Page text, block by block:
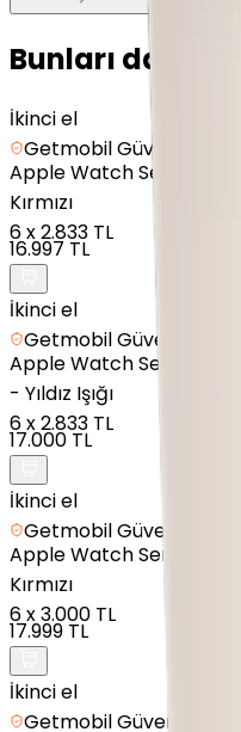
Bunları da
İkinci el
Getmobil Güvencesi
AppleWatch Series 9 -
Kırmızı
6x2.833 TL
16.997 TL
İkinci el
Getmobil Güvencesi
AppleWatch Series 7 -
- Yıldız Işığı
6x2.833 TL
17.000 TL
İkinci el
Getmobil Güvencesi
AppleWatch Series 8 -
Kırmızı
6x3.000 TL
17.999 TL
İkinci el
Getmobil Güvencesi